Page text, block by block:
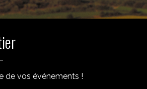
de vos événements !